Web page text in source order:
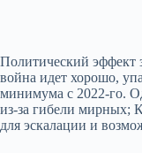
Политический эффект
война идет хорошо,
минимума с 2022‑го.
из‑за гибели мирных;
для эскалации и